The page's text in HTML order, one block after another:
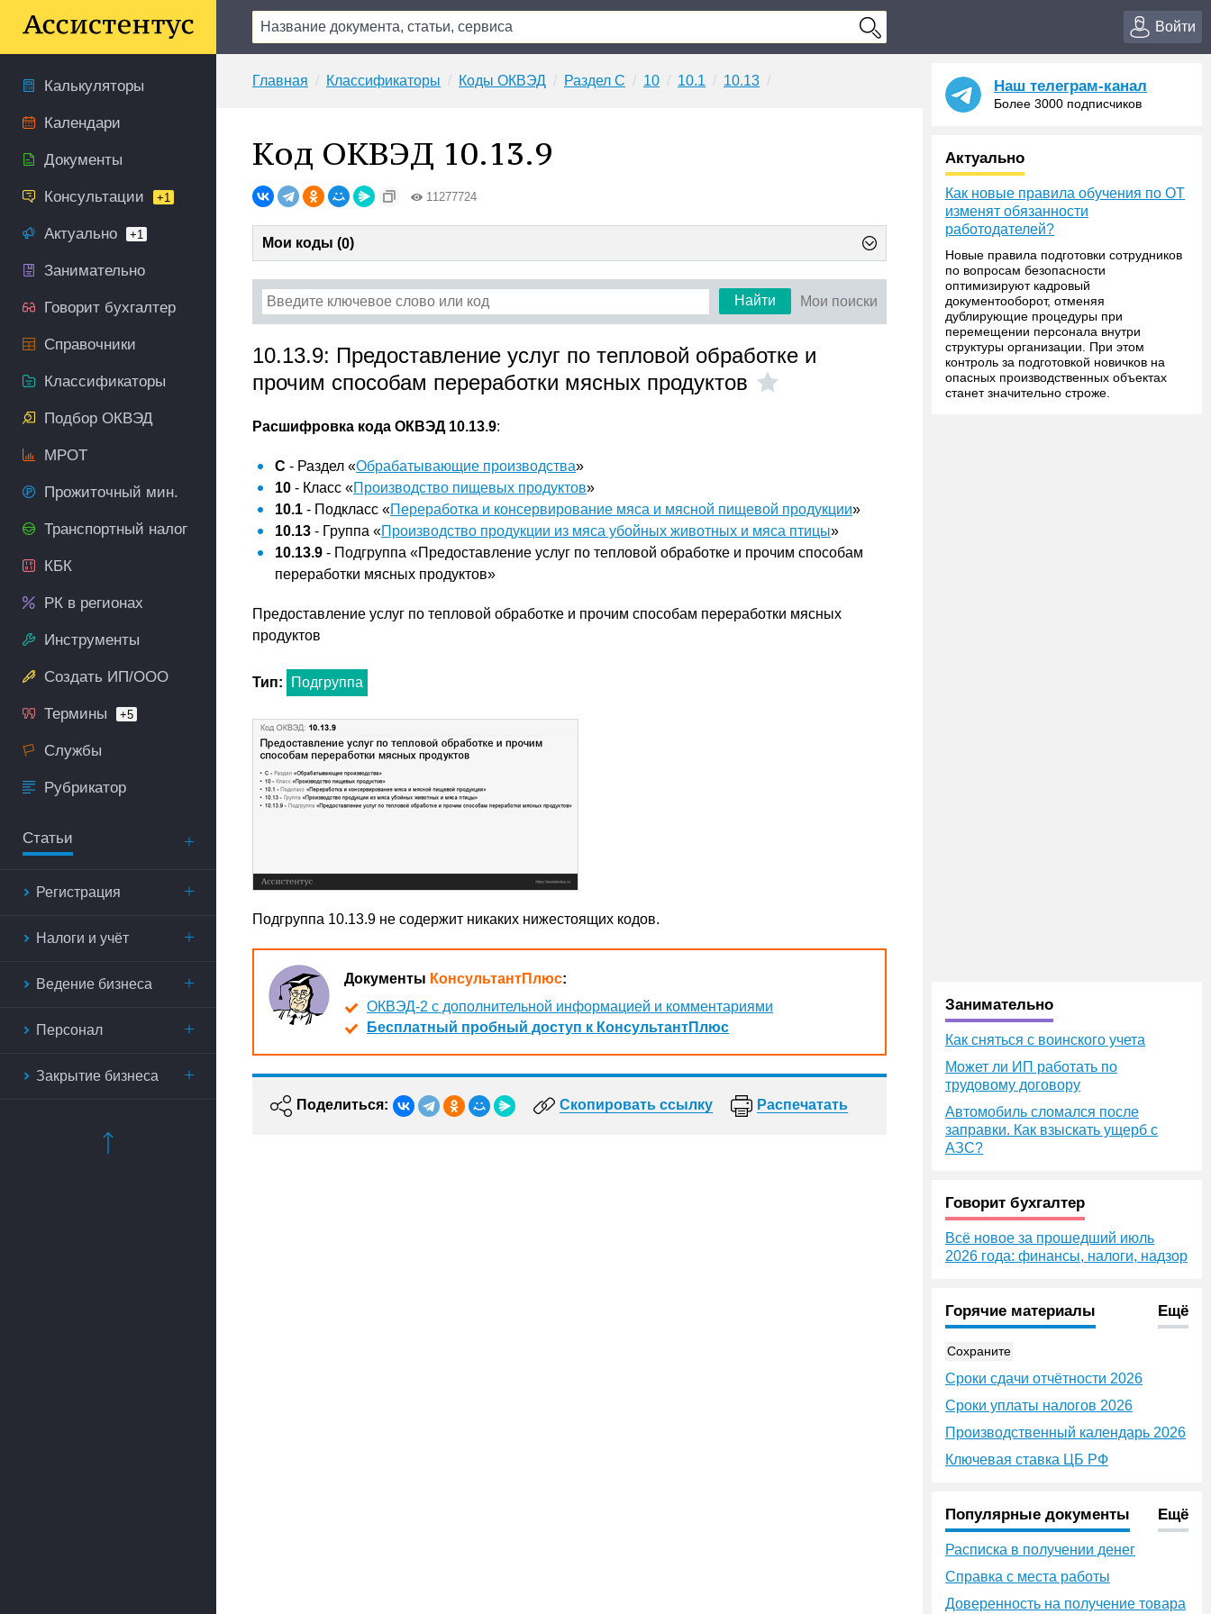
Войти
Калькуляторы
Календари
Документы
Консультации +1
Актуально +1
Занимательно
Говорит бухгалтер
Справочники
Классификаторы
Подбор ОКВЭД
МРОТ
Прожиточный мин.
Транспортный налог
КБК
РК в регионах
Инструменты
Создать ИП/ООО
Термины +5
Службы
Рубрикатор
Статьи
Регистрация
Налоги и учёт
Ведение бизнеса
Персонал
Закрытие бизнеса
Главная Классификаторы Коды ОКВЭД Раздел C 10 10.1 10.13
Код ОКВЭД 10.13.9
11277724
Мои коды (0)
Найти Мои поиски
10.13.9: Предоставление услуг по тепловой обработке и
прочим способам переработки мясных продуктов
Расшифровка кода ОКВЭД 10.13.9:
C - Раздел «Обрабатывающие производства»
10 - Класс «Производство пищевых продуктов»
10.1 - Подкласс «Переработка и консервирование мяса и мясной пищевой продукции»
10.13 - Группа «Производство продукции из мяса убойных животных и мяса птицы»
10.13.9 - Подгруппа «Предоставление услуг по тепловой обработке и прочим способам
переработки мясных продуктов»
Предоставление услуг по тепловой обработке и прочим способам переработки мясных
продуктов
Тип: Подгруппа
Подгруппа 10.13.9 не содержит никаких нижестоящих кодов.
Документы КонсультантПлюс:
ОКВЭД-2 с дополнительной информацией и комментариями
Бесплатный пробный доступ к КонсультантПлюс
Поделиться: Скопировать ссылку Распечатать
Наш телеграм-канал
Более 3000 подписчиков
Актуально
Как новые правила обучения по ОТ
изменят обязанности
работодателей?
Новые правила подготовки сотрудников
по вопросам безопасности
оптимизируют кадровый
документооборот, отменяя
дублирующие процедуры при
перемещении персонала внутри
структуры организации. При этом
контроль за подготовкой новичков на
опасных производственных объектах
станет значительно строже.
Занимательно
Как сняться с воинского учета
Может ли ИП работать по
трудовому договору
Автомобиль сломался после
заправки. Как взыскать ущерб с
АЗС?
Говорит бухгалтер
Всё новое за прошедший июль
2026 года: финансы, налоги, надзор
Горячие материалы Ещё
Сохраните
Сроки сдачи отчётности 2026
Сроки уплаты налогов 2026
Производственный календарь 2026
Ключевая ставка ЦБ РФ
Популярные документы Ещё
Расписка в получении денег
Справка с места работы
Доверенность на получение товара